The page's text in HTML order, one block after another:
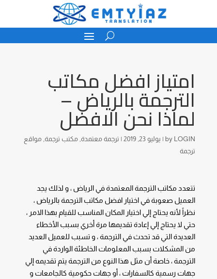
امتياز افضل مكاتب
الترجمة بالرياض –
لماذا نحن الافضل
by LOGIN
| يوليو 23, 2019 | ترجمة معتمدة, مكتب ترجمة, مواقع
ترجمة
تتعدد مكاتب الترجمة المعتمدةفي الرياض ، و لذلك يجد
العميل صعوبة في اختيار افضل مكاتب الترجمة بالرياض ،
نظراً لأنه يحتاج إلي اختيار المكان المناسب للقيام بهذا الامر ،
حتي لا يحتاج إلي إعادة تقديمها مرة أخري بسبب الأخطاء
العديدة التي قد تحدث في الترجمة ، و تسبب للعميل العديد
من المشكلات بسبب المعلومات الخاطئة الواردة في
الترجمة ، خاصة أن مثل هذا النوع من الترجمة يتم تقديمه إلي
جهات رسمية كالسفارات ، أو جهات حكومية كالجامعات و